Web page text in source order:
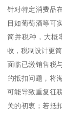
针对特定消费品
目如葡萄酒等可
简并税种，大概
收，税制设计更
面临已缴销售税
的抵扣问题，将
可能导致重复征
关的初衷；若抵